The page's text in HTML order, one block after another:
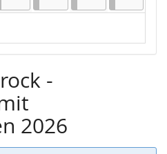
-
2026